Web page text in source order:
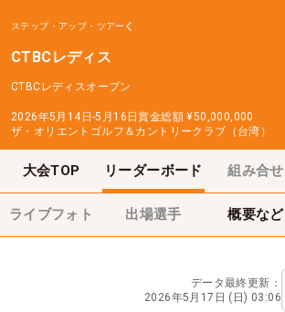
ステップ・アップ・ツアー
CTBCレディス
CTBCレディスオープン
2026年5月14日-5月16日賞金総額 ¥50,000,000
ザ・オリエントゴルフ＆カントリークラブ（台湾）
大会TOP リーダーボード 組み合せ
ライブフォト 出場選手 概要など
データ最終更新：
2026年5月17日 (日) 03:06